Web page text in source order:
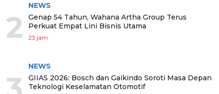
2
NEWS
Genap 54 Tahun, Wahana Artha Group Terus
Perkuat Empat Lini Bisnis Utama
23 jam
NEWS
GIIAS 2026: Bosch dan Gaikindo Soroti Masa Depan
Teknologi Keselamatan Otomotif